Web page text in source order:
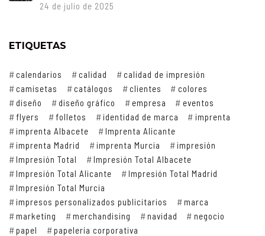
24 de julio de 2025
ETIQUETAS
calendarios calidad
calidad de impresión
camisetas
catálogos clientes
colores
diseño
diseño gráfico empresa
eventos
flyers
folletos identidad de marca
imprenta
imprenta Albacete
Imprenta Alicante
imprenta Madrid
imprenta Murcia
impresión
Impresión Total
Impresión Total Albacete
Impresión Total Alicante
Impresión Total Madrid
Impresión Total Murcia
impresos personalizados publicitarios
marca
marketing
merchandising navidad
negocio
papel
papelería corporativa